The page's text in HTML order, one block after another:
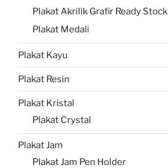
Plakat Akrilik Grafir Ready Stock
Plakat Medali
Plakat Kayu
Plakat Resin
Plakat Kristal
Plakat Crystal
Plakat Jam
Plakat Jam Pen Holder